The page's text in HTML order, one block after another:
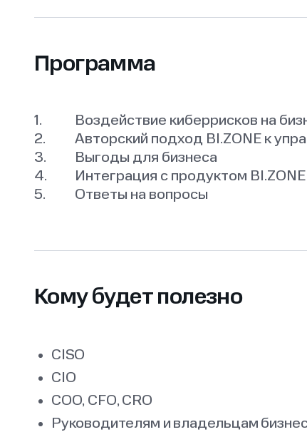
Программа
Воздействие киберрисков на
Авторский подход BI.ZONE к
Выгоды для бизнеса
Интеграция с продуктом BI.ZONE
Ответы на вопросы
Кому будет полезно
CISO
CIO
COO, CFO, CRO
Руководителям и владельцам